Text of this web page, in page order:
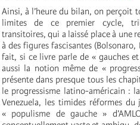
Ainsi, à l’heure du bilan, on perçoit
limites de ce premier cycle,
transitoires, qui a laissé place à une
à des figures fascisantes
fait, si ce livre parle de « gauches
aussi la notion même de «
présente dans presque tous les
le progressisme latino-américain :
Venezuela, les timides réformes
« populisme de gauche »